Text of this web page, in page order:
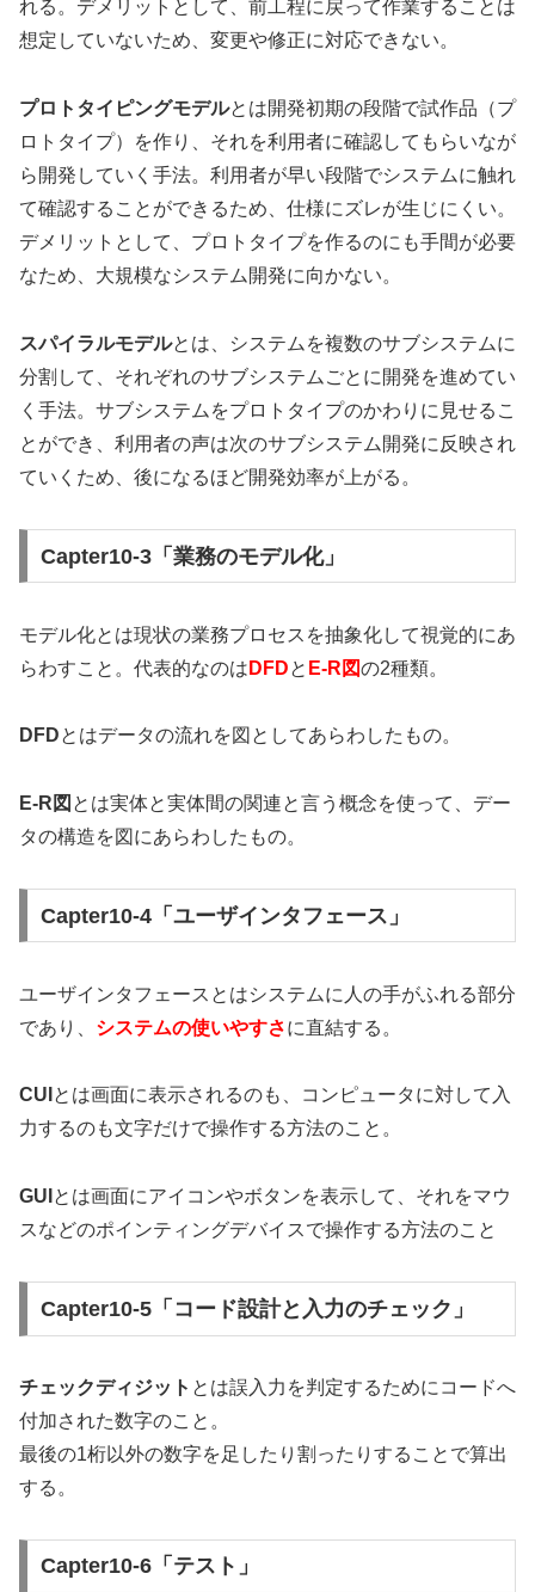
れる。デメリットとして、前工程に戻って作業することは
想定していないため、変更や修正に対応できない。
プロトタイピングモデルとは開発初期の段階で試作品（プ
ロトタイプ）を作り、それを利用者に確認してもらいなが
ら開発していく手法。利用者が早い段階でシステムに触れ
て確認することができるため、仕様にズレが生じにくい。
デメリットとして、プロトタイプを作るのにも手間が必要
なため、大規模なシステム開発に向かない。
スパイラルモデルとは、システムを複数のサブシステムに
分割して、それぞれのサブシステムごとに開発を進めてい
く手法。サブシステムをプロトタイプのかわりに見せるこ
とができ、利用者の声は次のサブシステム開発に反映され
ていくため、後になるほど開発効率が上がる。
Capter10-3「業務のモデル化」
モデル化とは現状の業務プロセスを抽象化して視覚的にあ
らわすこと。代表的なのは DFDと E-R図の2種類。
DFDとはデータの流れを図としてあらわしたもの。
E-R図 とは実体と実体間の関連と言う概念を使って、デー
タの構造を図にあらわしたもの。
Capter10-4「ユーザインタフェース」
ユーザインタフェースとはシステムに人の手がふれる部分
であり、 システムの使いやすさに直結する。
CUI とは画面に表示されるのも、コンピュータに対して入
力するのも文字だけで操作する方法のこと。
GUI とは画面にアイコンやボタンを表示して、それをマウ
スなどのポインティングデバイスで操作する方法のこと
Capter10-5「コード設計と入力のチェック」
チェックディジット とは誤入力を判定するためにコードへ
付加された数字のこと。
最後の1桁以外の数字を足したり割ったりすることで算出
する。
Capter10-6「テスト」